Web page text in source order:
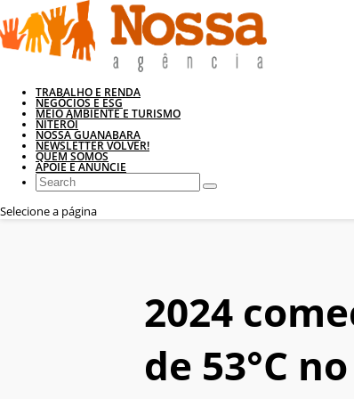
TRABALHO E RENDA
NEGÓCIOS E ESG
MEIO AMBIENTE E TURISMO
NITERÓI
NOSSA GUANABARA
NEWSLETTER VOLVER!
QUEM SOMOS
APOIE E ANUNCIE
Selecione a página
2024
de 53°C